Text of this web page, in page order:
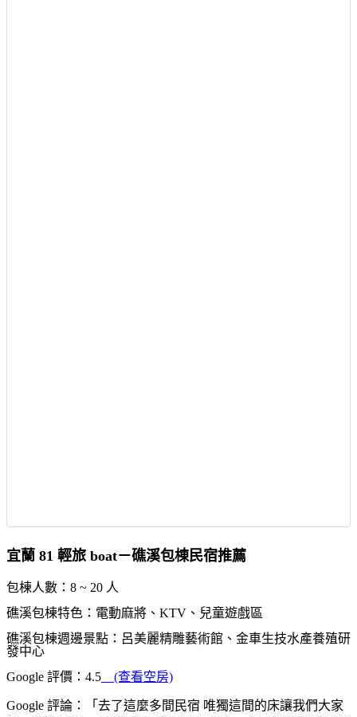
宜蘭 81 輕旅 boat－礁溪包棟民宿推薦
包棟人數：8 ~ 20 人
礁溪包棟特色：電動麻將、KTV、兒童遊戲區
礁溪包棟週邊景點：呂美麗精雕藝術館、金車生技水產養殖研
發中心
Google 評價：4.5 (查看空房)
Google 評論：「去了這麼多間民宿 唯獨這間的床讓我們大家